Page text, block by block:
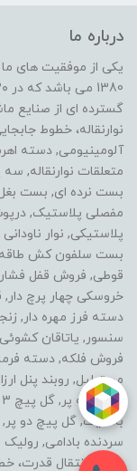
درباره ما
یکی از موفقیت های ما
گسترده ای از صنایع
نوارنقاله، خطوط
آلومینیومی, دسته
متعلقات نوارنقاله,
بست نرده ای, بست بغل
مفصلی پلاستیک,
پلاستیکی, نوار
بست سلفون کش طاقه,
قوطی, فروش قفل
خروسکی چهار پرچ
دسته فرز مهره دار,
سنسور, یاتاقان
فروش فلکه, دسته
مستطیل, روبند پنل
سردنده بادامی, رولیک
خطوط انتقال قدرت،